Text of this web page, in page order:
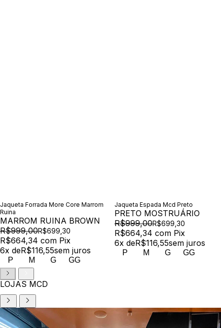
Jaqueta Forrada More Core Marrom
Ruina
MARROM RUINA BROWN
R$999,00R$699,30
R$664,34 com Pix
6x deR$116,55sem juros
P M G GG
Jaqueta Espada Mcd Preto
PRETO MOSTRUÁRIO
R$999,00R$699,30
R$664,34 com Pix
6x deR$116,55sem juros
P M G GG
LOJAS MCD